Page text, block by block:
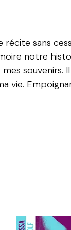
récite sans
notre
vie.